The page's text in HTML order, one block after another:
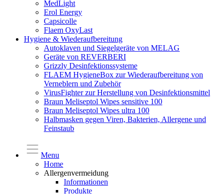
MedLight
Erol Energy
Capsicolle
Flaem OxyLast
Hygiene & Wiederaufbereitung
Autoklaven und Siegelgeräte von MELAG
Geräte von REVERBERI
Grizzly Desinfektionssysteme
FLAEM HygieneBox zur Wiederaufbereitung von
Verneblern und Zubehör
VirusFighter zur Herstellung von Desinfektionsmittel
Braun Meliseptol Wipes sensitive 100
Braun Meliseptol Wipes ultra 100
Halbmasken gegen Viren, Bakterien, Allergene und
Feinstaub
Menu
Home
Allergenvermeidung
Informationen
Produkte